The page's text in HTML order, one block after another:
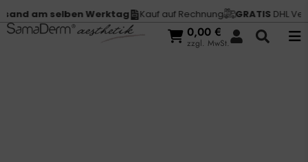
am selben Werktag Kauf auf Rechnung GRATISDHL
0,00 €
zzgl. MwSt.